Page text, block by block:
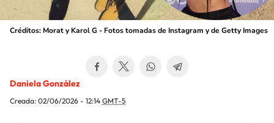
Créditos: Morat y Karol G - Fotos tomadas de Instagram y de Getty Images
Daniela González
Creada: 02/06/2026 - 12:14 GMT-5